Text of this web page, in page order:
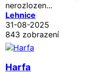
nerozlozen...
Lehnice
31-08-2025
843 zobrazení
Harfa